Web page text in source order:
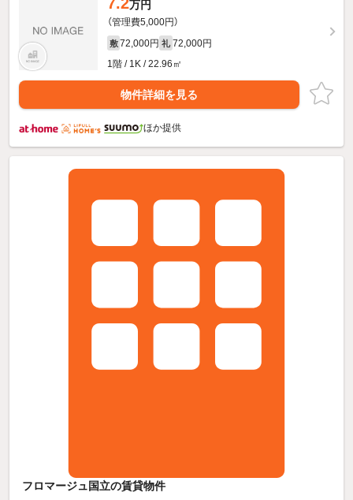
7.2万円
（管理費5,000円）
敷 72,000円 礼 72,000円
1階 / 1K / 22.96㎡
物件詳細を見る
ほか提供
フロマージュ国立の賃貸物件